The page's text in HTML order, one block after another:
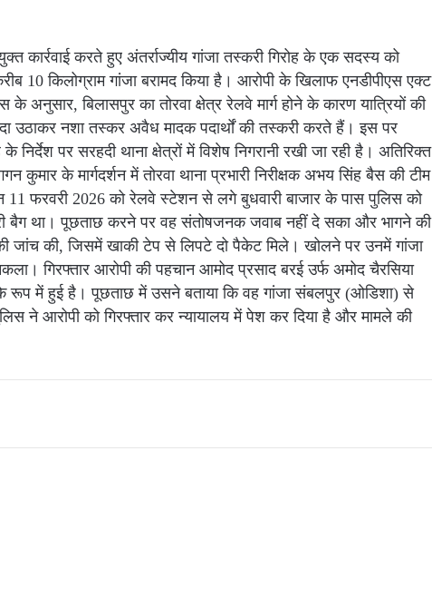
कार्रवाई करते हुए अंतर्राज्यीय गांजा तस्करी गिरोह के एक सदस्य को
10 किलोग्राम गांजा बरामद किया है। आरोपी के खिलाफ एनडीपीएस एक्ट
के अनुसार, बिलासपुर का तोरवा क्षेत्र रेलवे मार्ग होने के कारण यात्रियों की
उठाकर नशा तस्कर अवैध मादक पदार्थों की तस्करी करते हैं। इस पर
पर सरहदी थाना क्षेत्रों में विशेष निगरानी रखी जा रही है। अतिरिक्त
के मार्गदर्शन में तोरवा थाना प्रभारी निरीक्षक अभय सिंह बैस की टीम
11 फरवरी 2026 को रेलवे स्टेशन से लगे बुधवारी बाजार के पास पुलिस को
बैग था। पूछताछ करने पर वह संतोषजनक जवाब नहीं दे सका और भागने की
की, जिसमें खाकी टेप से लिपटे दो पैकेट मिले। खोलने पर उनमें गांजा
गिरफ्तार आरोपी की पहचान आमोद प्रसाद बरई उर्फ अमोद चैरसिया
के रूप में हुई है। पूछताछ में उसने बताया कि वह गांजा संबलपुर (ओडिशा) से
ने आरोपी को गिरफ्तार कर न्यायालय में पेश कर दिया है और मामले की